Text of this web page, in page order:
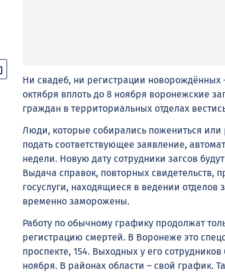
Ни свадеб, ни регистрации новорождённых
октября вплоть до 8 ноября воронежские
граждан в территориальных отделах
Люди, которые собирались пожениться или
подать соответствующее заявление,
недели. Новую дату сотрудники загсов
Выдача справок, повторных
госуслуги, находящиеся в ведении отделов
временно заморожены.
Работу по обычному графику продолжат
регистрацию смертей. В Воронеже это
проспекте, 154. Выходных у его
ноября. В районах области – свой график.